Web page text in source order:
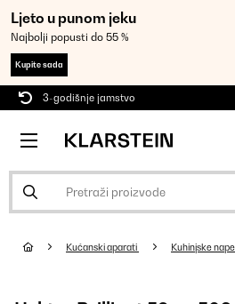
Ljeto u punom jeku
Najbolji popusti do 55 %
Kupite sada
3-godišnje jamstvo
Kućanski aparati Kuhinjske nape